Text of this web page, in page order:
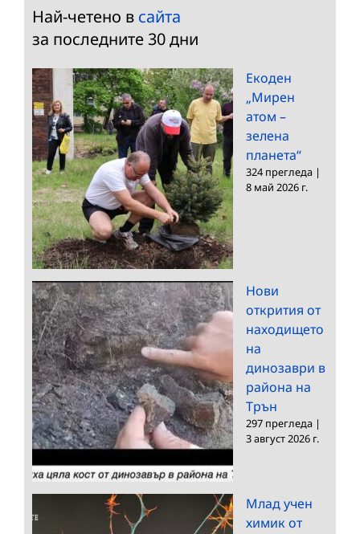
Най-четено в сайта
за последните 30 дни
Екоден
„Мирен
атом –
зелена
планета“
324 прегледа |
8 май 2026 г.
Нови
открития от
находището
на
динозаври в
района на
Трън
297 прегледа |
3 август 2026 г.
Млад учен
химик от